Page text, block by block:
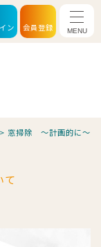
ン 会員登録 メニ
> 窓掃除 ～計画的に～
て